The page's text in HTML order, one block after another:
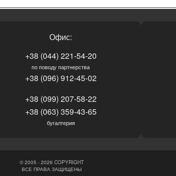
Офис:
+38 (044) 221-54-20
по поводу партнерства
+38 (096) 912-45-02
+38 (099) 207-58-22
+38 (063) 359-43-65
бугалтерия
© 2005 - 2026 COPYRIGHT
ВСЕ ПРАВА ЗАЩИЩЕНЫ